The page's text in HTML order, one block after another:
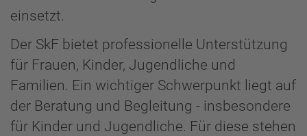
einsetzt.
Der SkF bietet professionelle Unterstützung
für Frauen, Kinder, Jugendliche und
Familien. Ein wichtiger Schwerpunkt liegt auf
der Beratung und Begleitung - insbesondere
für Kinder und Jugendliche. Für diese stehen